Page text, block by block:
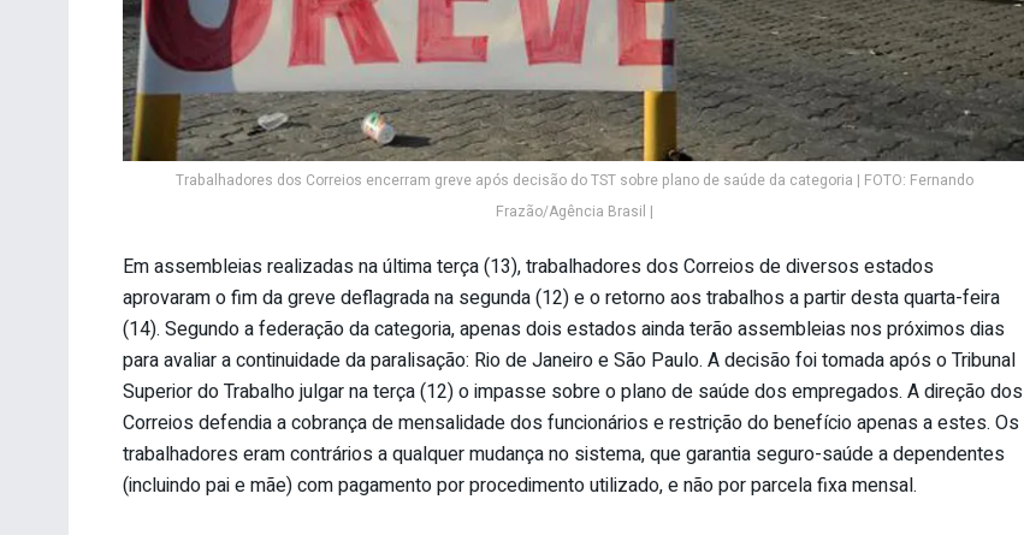
Trabalhadores dos Correios encerram greve após decisão do TST sobre plano de saúde da categoria | FOTO: Fernando
Frazão/Agência Brasil |
Em assembleias realizadas na última terça (13), trabalhadores dos Correios de diversos estados
aprovaram o fim da greve deflagrada na segunda (12) e o retorno aos trabalhos a partir desta quarta-feira
(14). Segundo a federação da categoria, apenas dois estados ainda terão assembleias nos próximos dias
para avaliar a continuidade da paralisação: Rio de Janeiro e São Paulo. A decisão foi tomada após o Tribunal
Superior do Trabalho julgar na terça (12) o impasse sobre o plano de saúde dos empregados. A direção dos
Correios defendia a cobrança de mensalidade dos funcionários e restrição do benefício apenas a estes. Os
trabalhadores eram contrários a qualquer mudança no sistema, que garantia seguro-saúde a dependentes
(incluindo pai e mãe) com pagamento por procedimento utilizado, e não por parcela fixa mensal.